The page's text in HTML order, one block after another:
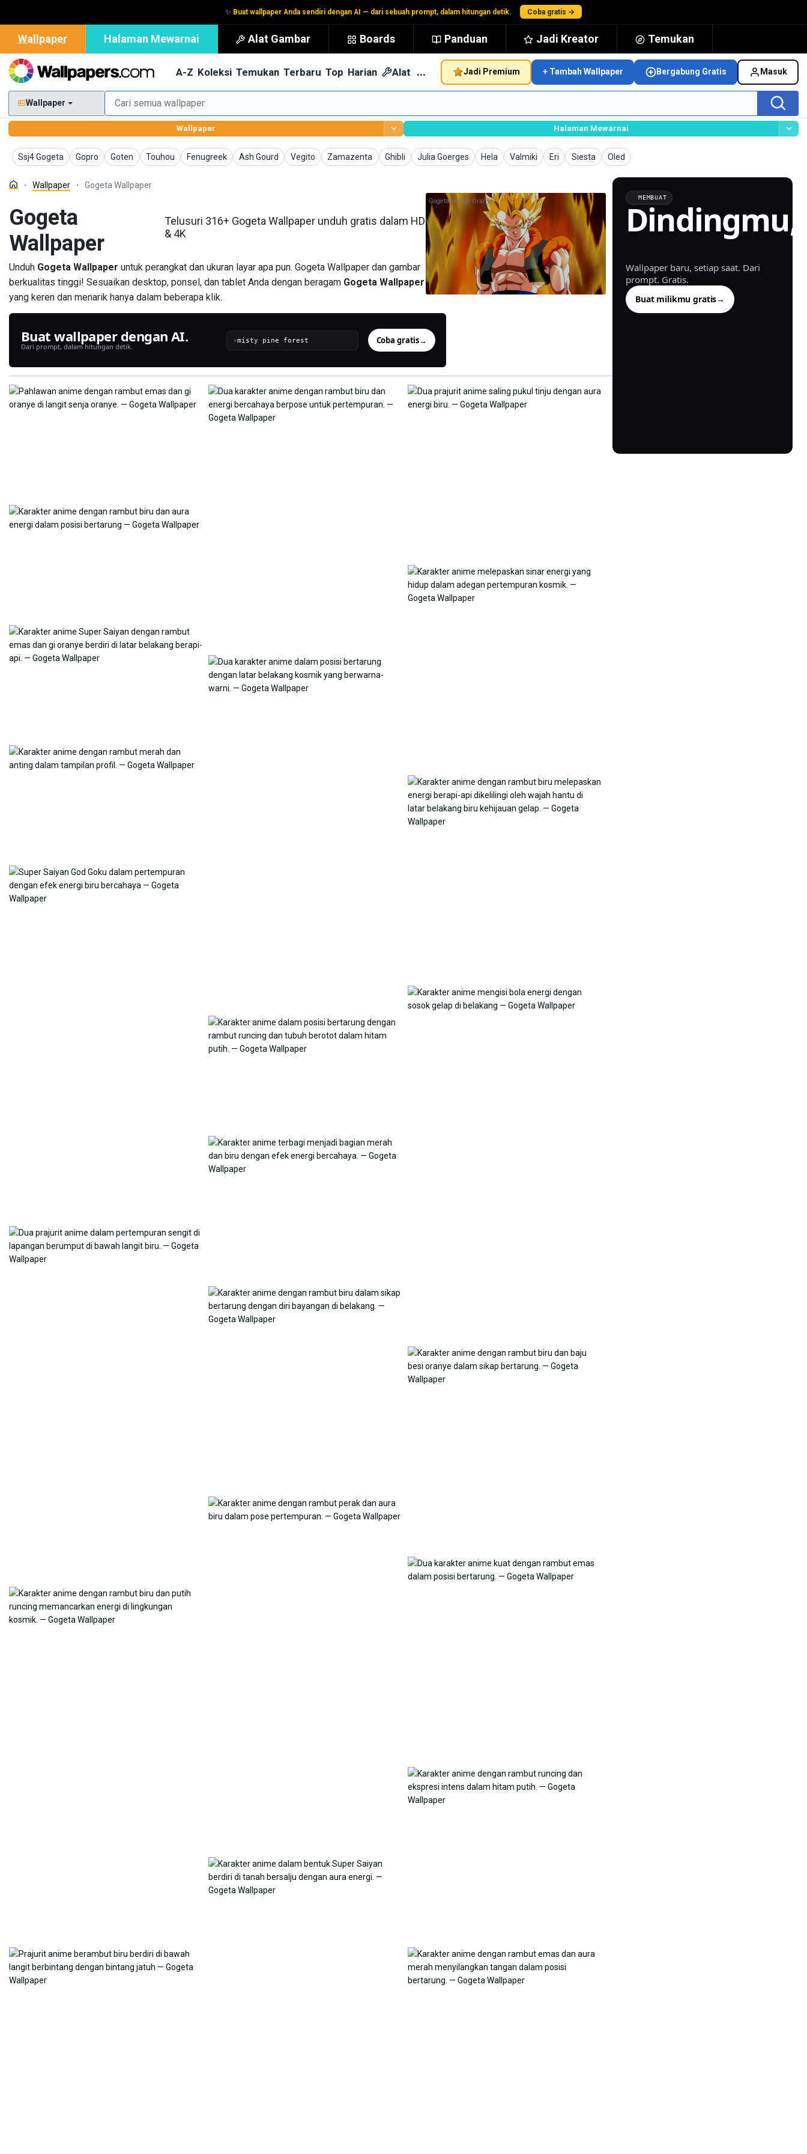
✨ Buat wallpaper Anda sendiri dengan AI — dari sebuah prompt, dalam hitungan detik. Coba gratis →
Wallpaper Halaman Mewarnai Alat Gambar Boards Panduan Jadi Kreator Temukan
A-Z Koleksi Temukan Terbaru Top Harian Alat … Jadi Premium + Tambah Wallpaper Bergabung Gratis Masuk
Wallpaper
Wallpaper Halaman Mewarnai
Ssj4 Gogeta
Wallpaper Gopro
WallpaperGoten
WallpaperTouhou
Wallpaper Fenugreek
Wallpaper Ash Gourd
Wallpaper Vegito
WallpaperZamazenta
Wallpaper Ghibli
WallpaperJulia Goerges
Wallpaper Hela
WallpaperValmiki
Wallpaper Eri
Wallpaper
Siesta
WallpaperOled
Wallpaper
Wallpaper Gogeta Wallpaper
Gogeta
Wallpaper
Telusuri 316+ Gogeta Wallpaper unduh gratis dalam HD
& 4K
Unduh Gogeta Wallpaper untuk perangkat dan ukuran layar apa pun. Gogeta Wallpaper dan gambar
berkualitas tinggi! Sesuaikan desktop, ponsel, dan tablet Anda dengan beragam Gogeta Wallpaper
yang keren dan menarik hanya dalam beberapa klik.
Gogeta Berapi Oranye
Buat wallpaper dengan AI.
Dari prompt, dalam hitungan detik.
› Coba gratis→
MEMBUAT
Dindingmu,
Wallpaper baru, setiap saat. Dari
prompt. Gratis.
Buat milikmu gratis→